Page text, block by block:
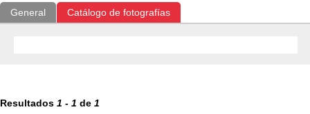
General Catálogo de fotografías
Resultados 1 - 1 de 1